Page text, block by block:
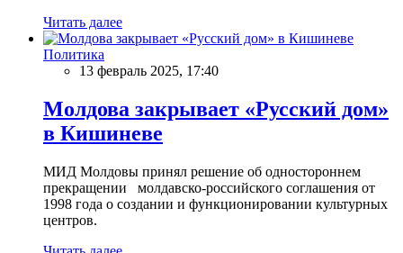
Читать далее
Политика
13 февраль 2025, 17:40
Молдова закрывает «Русский дом»
в Кишиневе
МИД Молдовы принял решение об одностороннем
прекращении молдавско-российского соглашения от
1998 года о создании и функционировании культурных
центров.